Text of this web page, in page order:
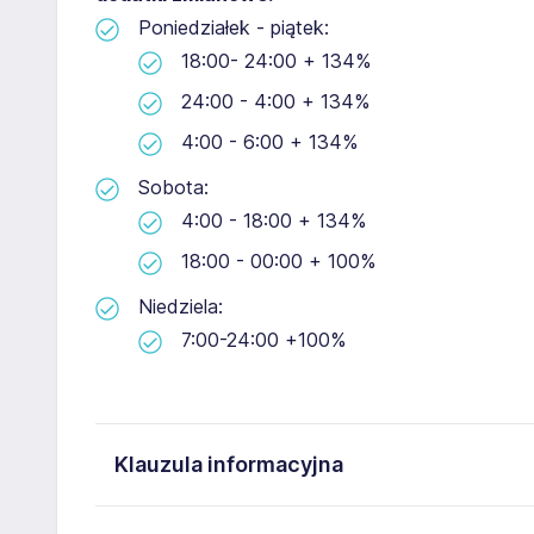
Poniedziałek - piątek:
18:00- 24:00 + 134%
24:00 - 4:00 + 134%
4:00 - 6:00 + 134%
Sobota:
4:00 - 18:00 + 134%
18:00 - 00:00 + 100%
Niedziela:
7:00-24:00 +100%
Klauzula informacyjna